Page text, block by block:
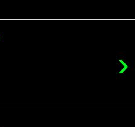
›